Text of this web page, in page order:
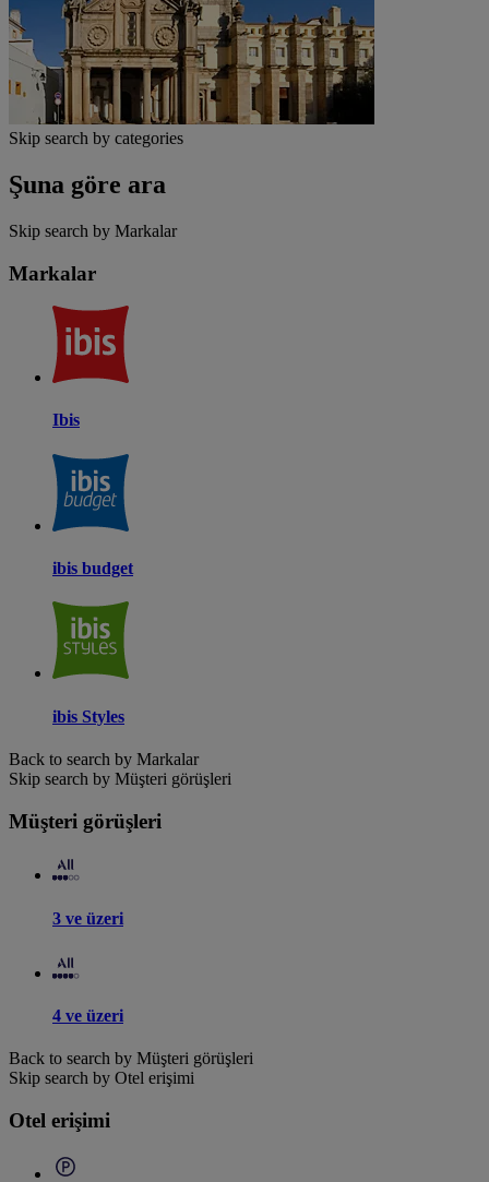
Skip search by categories
Şuna göre ara
Skip search by Markalar
Markalar
Ibis
ibis budget
ibis Styles
Back to search by Markalar
Skip search by Müşteri görüşleri
Müşteri görüşleri
3 ve üzeri
4 ve üzeri
Back to search by Müşteri görüşleri
Skip search by Otel erişimi
Otel erişimi